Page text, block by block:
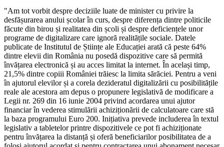
"Am tot vorbit despre deciziile luate de minister cu privire la
desfășurarea anului școlar în curs, despre diferența dintre politicile
făcute din birou și realitatea din școli și despre deficiențele unor
programe de digitalizare care ignoră realitățile sociale. Datele
publicate de Institutul de Științe ale Educației arată că peste 64%
dintre elevii din România nu posedă dispozitive care să permită
învățarea electronică și au acces limitat la internet. În același timp,
21,5% dintre copiii României trăiesc la limita sărăciei. Pentru a veni
în ajutorul elevilor și a corela dezideratul digitalizării cu posibilitățile
reale ale acestora am depus o propunere legislativă de modificare a
Legii nr. 269 din 16 iunie 2004 privind acordarea unui ajutor
financiar în vederea stimulării achiziționării de calculatoare care stă
la baza programului Euro 200. Inițiativa prevede includerea în textul
legislativ a tabletelor printre dispozitivele ce pot fi achiziționate
pentru învățarea la distanță și oferă beneficiarilor posibilitatea de a